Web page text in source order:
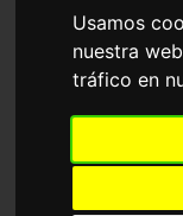
Usamos
nuestra
tráfico en